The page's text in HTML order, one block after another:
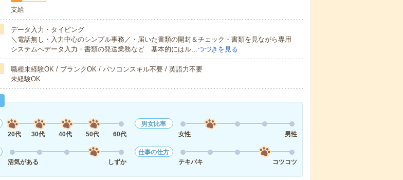
支給
データ入力・タイピング
＼電話無し・入力中心のシンプル事務／・届いた書類の開封＆チェック・書類を見ながら専用
システムへデータ入力・書類の発送業務など 基本的にはル…つづきを見る
職種未経験OK / ブランクOK / パソコンスキル不要 / 英語力不要
未経験OK
20代
30代 40代 50代 60代
男女比率
女性
男性
活気がある
しずか
仕事の仕方
テキパキ
コツコツ